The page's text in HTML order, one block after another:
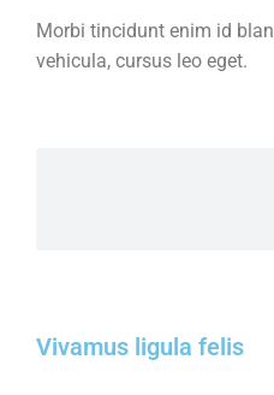
Morbi tincidunt enim id
vehicula, cursus leo eget.
Vivamus ligula felis